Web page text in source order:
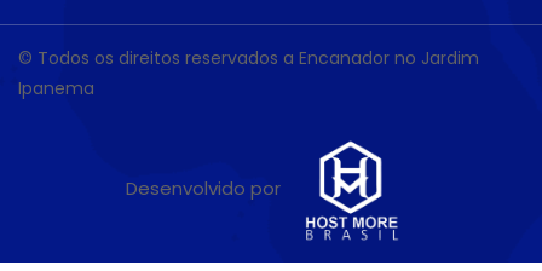
© Todos os direitos reservados a Encanador no Jardim
Ipanema
Desenvolvido por